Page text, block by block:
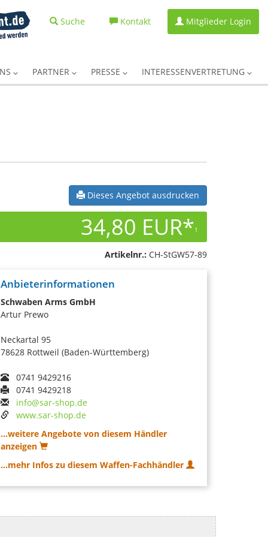
Suche Kontakt Mitglieder Login
PARTNER PRESSE INTERESSENVERTRETUNG
Dieses Angebot ausdrucken
34,80 EUR*1
Artikelnr.: CH-StGW57-89
Anbieterinformationen
Schwaben Arms GmbH
Artur Prewo
Neckartal 95
78628 Rottweil (Baden-Württemberg)
0741 9429216
0741 9429218
info@sar-shop.de
www.sar-shop.de
...weitere Angebote von diesem Händler
anzeigen
...mehr Infos zu diesem Waffen-Fachhändler